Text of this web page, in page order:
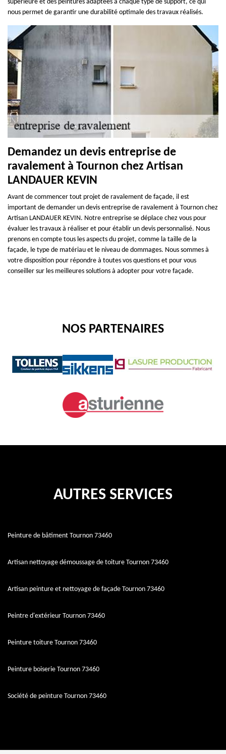
supérieure et des peintures adaptées à chaque type de support, ce qui
nous permet de garantir une durabilité optimale des travaux réalisés.
Demandez un devis entreprise de
ravalement à Tournon chez Artisan
LANDAUER KEVIN
Avant de commencer tout projet de ravalement de façade, il est
important de demander un devis entreprise de ravalement à Tournon chez
Artisan LANDAUER KEVIN. Notre entreprise se déplace chez vous pour
évaluer les travaux à réaliser et pour établir un devis personnalisé. Nous
prenons en compte tous les aspects du projet, comme la taille de la
façade, le type de matériau et le niveau de dommages. Nous sommes à
votre disposition pour répondre à toutes vos questions et pour vous
conseiller sur les meilleures solutions à adopter pour votre façade.
NOS PARTENAIRES
AUTRES SERVICES
Peinture de bâtiment Tournon 73460
Artisan nettoyage démoussage de toiture Tournon 73460
Artisan peinture et nettoyage de façade Tournon 73460
Peintre d'extérieur Tournon 73460
Peinture toiture Tournon 73460
Peinture boiserie Tournon 73460
Société de peinture Tournon 73460